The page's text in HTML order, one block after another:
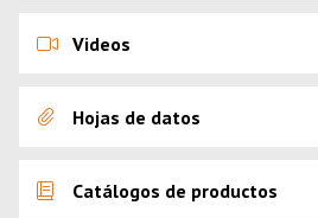
Videos
Hojas de datos
Catálogos de productos